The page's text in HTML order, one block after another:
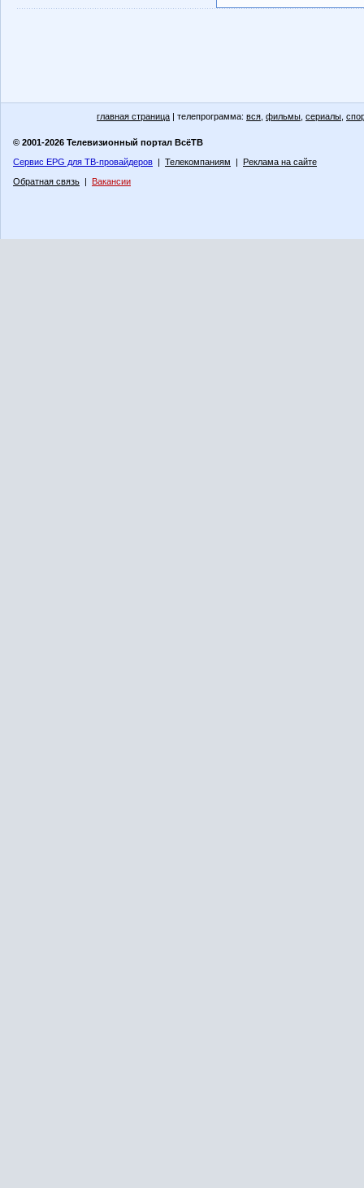
главная страница | телепрограмма: вся фильмы сериалы
© 2001-2026 Телевизионный портал ВсёТВ
Сервис EPG для ТВ-провайдеров | Телекомпаниям | Реклама на сайте
Обратная связь | Вакансии